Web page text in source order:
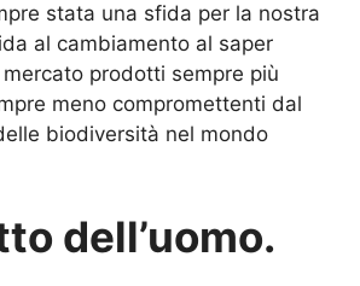
stata una sfida per la nostra
al cambiamento al saper
prodotti sempre più
meno compromettenti dal
biodiversità nel mondo
dell’uomo.